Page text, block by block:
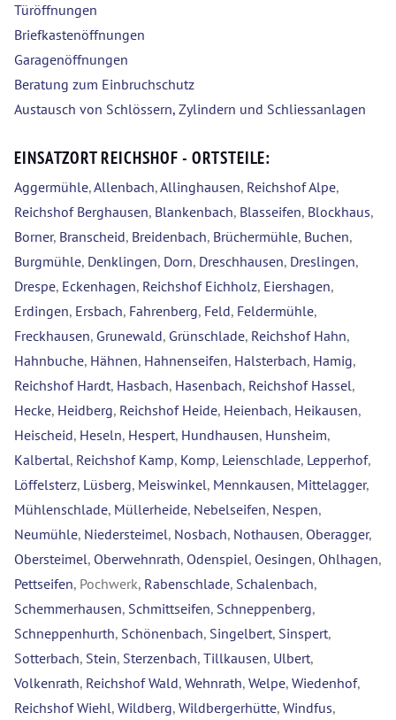
Türöffnungen
Briefkastenöffnungen
Garagenöffnungen
Beratung zum Einbruchschutz
Austausch von Schlössern, Zylindern und Schliessanlagen
EINSATZORT REICHSHOF - ORTSTEILE:
Aggermühle,Allenbach,Allinghausen, Reichshof Alpe,
Reichshof Berghausen, Blankenbach, Blasseifen, Blockhaus,
Borner, Branscheid, Breidenbach, Brüchermühle, Buchen,
Burgmühle, Denklingen, Dorn, Dreschhausen, Dreslingen,
Drespe, Eckenhagen, Reichshof Eichholz, Eiershagen,
Erdingen, Ersbach, Fahrenberg, Feld, Feldermühle,
Freckhausen, Grunewald, Grünschlade, Reichshof Hahn,
Hahnbuche, Hähnen, Hahnenseifen, Halsterbach, Hamig,
Reichshof Hardt, Hasbach, Hasenbach, Reichshof Hassel,
Hecke, Heidberg, Reichshof Heide, Heienbach, Heikausen,
Heischeid, Heseln, Hespert, Hundhausen, Hunsheim,
Kalbertal, Reichshof Kamp, Komp, Leienschlade, Lepperhof,
Löffelsterz, Lüsberg, Meiswinkel, Mennkausen, Mittelagger,
Mühlenschlade, Müllerheide, Nebelseifen, Nespen,
Neumühle, Niedersteimel, Nosbach, Nothausen, Oberagger,
Obersteimel, Oberwehnrath, Odenspiel, Oesingen, Ohlhagen,
Pettseifen, Pochwerk, Rabenschlade, Schalenbach,
Schemmerhausen, Schmittseifen, Schneppenberg,
Schneppenhurth, Schönenbach, Singelbert, Sinspert,
Sotterbach, Stein, Sterzenbach, Tillkausen, Ulbert,
Volkenrath, Reichshof Wald, Wehnrath, Welpe, Wiedenhof,
Reichshof Wiehl, Wildberg, Wildbergerhütte, Windfus,